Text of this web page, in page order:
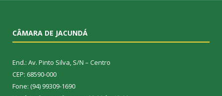
CÂMARA DE JACUNDÁ
End.: Av. Pinto Silva, S/N – Centro
CEP: 68590-000
Fone: (94) 99309-1690